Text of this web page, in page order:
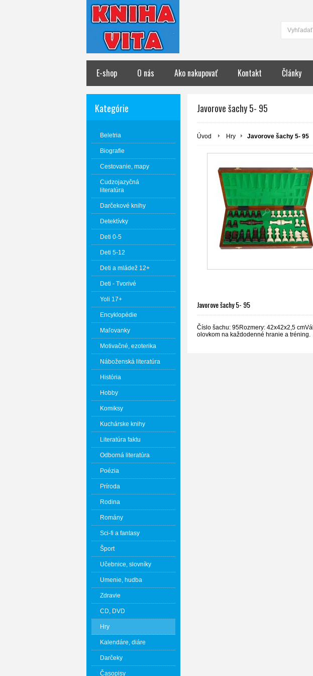
E-shop O nás Ako nakupovať Kontakt Články
Kategórie
Beletria
Biografie
Cestovanie, mapy
Cudzojazyčná
literatúra
Darčekové knihy
Detektívky
Deti 0-5
Deti 5-12
Deti a mládež 12+
Deti - Tvorivé
Yoli 17+
Encyklopédie
Maľovanky
Motivačné, ezoterika
Náboženská literatúra
História
Hobby
Komiksy
Kuchárske knihy
Literatúra faktu
Odborná literatúra
Poézia
Príroda
Rodina
Romány
Sci-fi a fantasy
Šport
Učebnice, slovníky
Umenie, hudba
Zdravie
CD, DVD
Hry
Kalendáre, diáre
Darčeky
Časopisy
Javorove šachy 5- 95
Úvod Hry Javorove šachy 5- 95
Javorove šachy 5- 95
Číslo šachu: 95Rozmery: 42x42x2,5
olovkom na každodenné hranie a tréning.